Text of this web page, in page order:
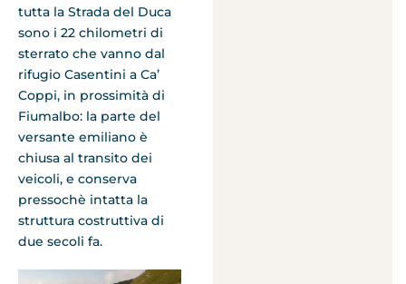
tutta la Strada del Duca
sono i 22 chilometri di
sterrato che vanno dal
rifugio Casentini a Ca’
Coppi, in prossimità di
Fiumalbo: la parte del
versante emiliano è
chiusa al transito dei
veicoli, e conserva
pressochè intatta la
struttura costruttiva di
due secoli fa.